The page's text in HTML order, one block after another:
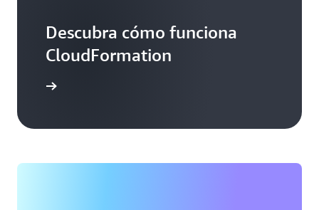
Descubra cómo funciona
CloudFormation